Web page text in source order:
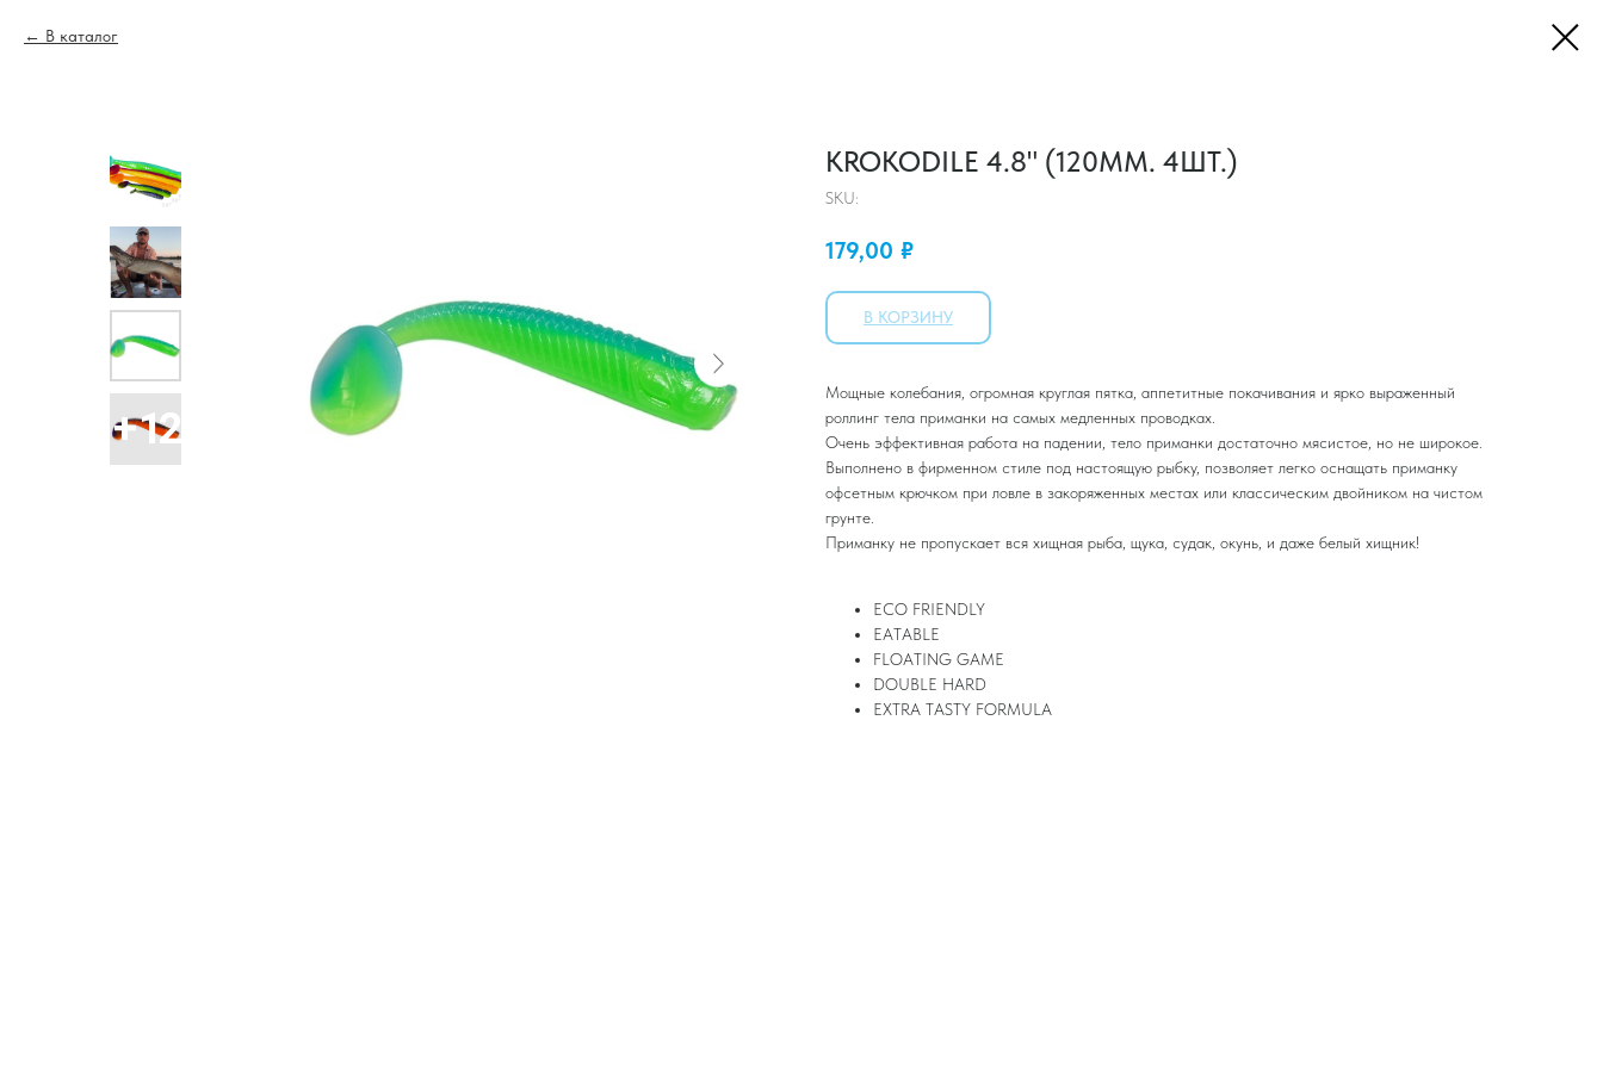
В каталог
KROKODILE 4.8" (120ММ. 4ШТ.)
SKU:
179,00 ₽
В КОРЗИНУ
Мощные колебания, огромная круглая пятка, аппетитные покачивания и ярко выраженный
роллинг тела приманки на самых медленных проводках.
Очень эффективная работа на падении, тело приманки достаточно мясистое, но не широкое.
Выполнено в фирменном стиле под настоящую рыбку, позволяет легко оснащать приманку
офсетным крючком при ловле в закоряженных местах или классическим двойником на чистом
грунте.
Приманку не пропускает вся хищная рыба, щука, судак, окунь, и даже белый хищник!
ECO FRIENDLY
EATABLE
FLOATING GAME
DOUBLE HARD
EXTRA TASTY FORMULA